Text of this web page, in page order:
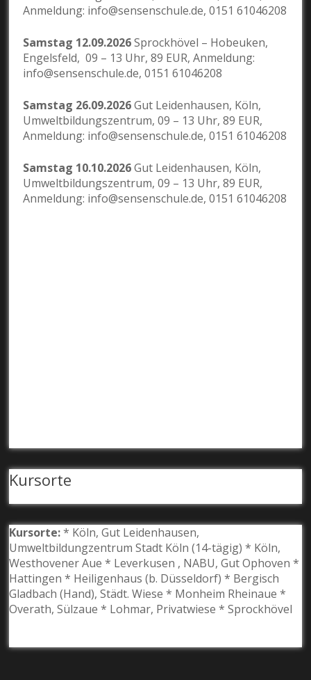
Anmeldung: info@sensenschule.de, 0151 61046208
Samstag 12.09.2026Sprockhövel – Hobeuken,
Engelsfeld, 09 – 13 Uhr, 89 EUR, Anmeldung:
info@sensenschule.de, 0151 61046208
Samstag 26.09.2026Gut Leidenhausen, Köln,
Umweltbildungszentrum, 09 – 13 Uhr, 89 EUR,
Anmeldung: info@sensenschule.de, 0151 61046208
Samstag 10.10.2026Gut Leidenhausen, Köln,
Umweltbildungszentrum, 09 – 13 Uhr, 89 EUR,
Anmeldung: info@sensenschule.de, 0151 61046208
Kursorte
Kursorte:* Köln, Gut Leidenhausen,
Umweltbildungzentrum Stadt Köln (14-tägig) * Köln,
Westhovener Aue * Leverkusen , NABU, Gut Ophoven *
Hattingen * Heiligenhaus (b. Düsseldorf) * Bergisch
Gladbach (Hand), Städt. Wiese * Monheim Rheinaue *
Overath, Sülzaue * Lohmar, Privatwiese * Sprockhövel